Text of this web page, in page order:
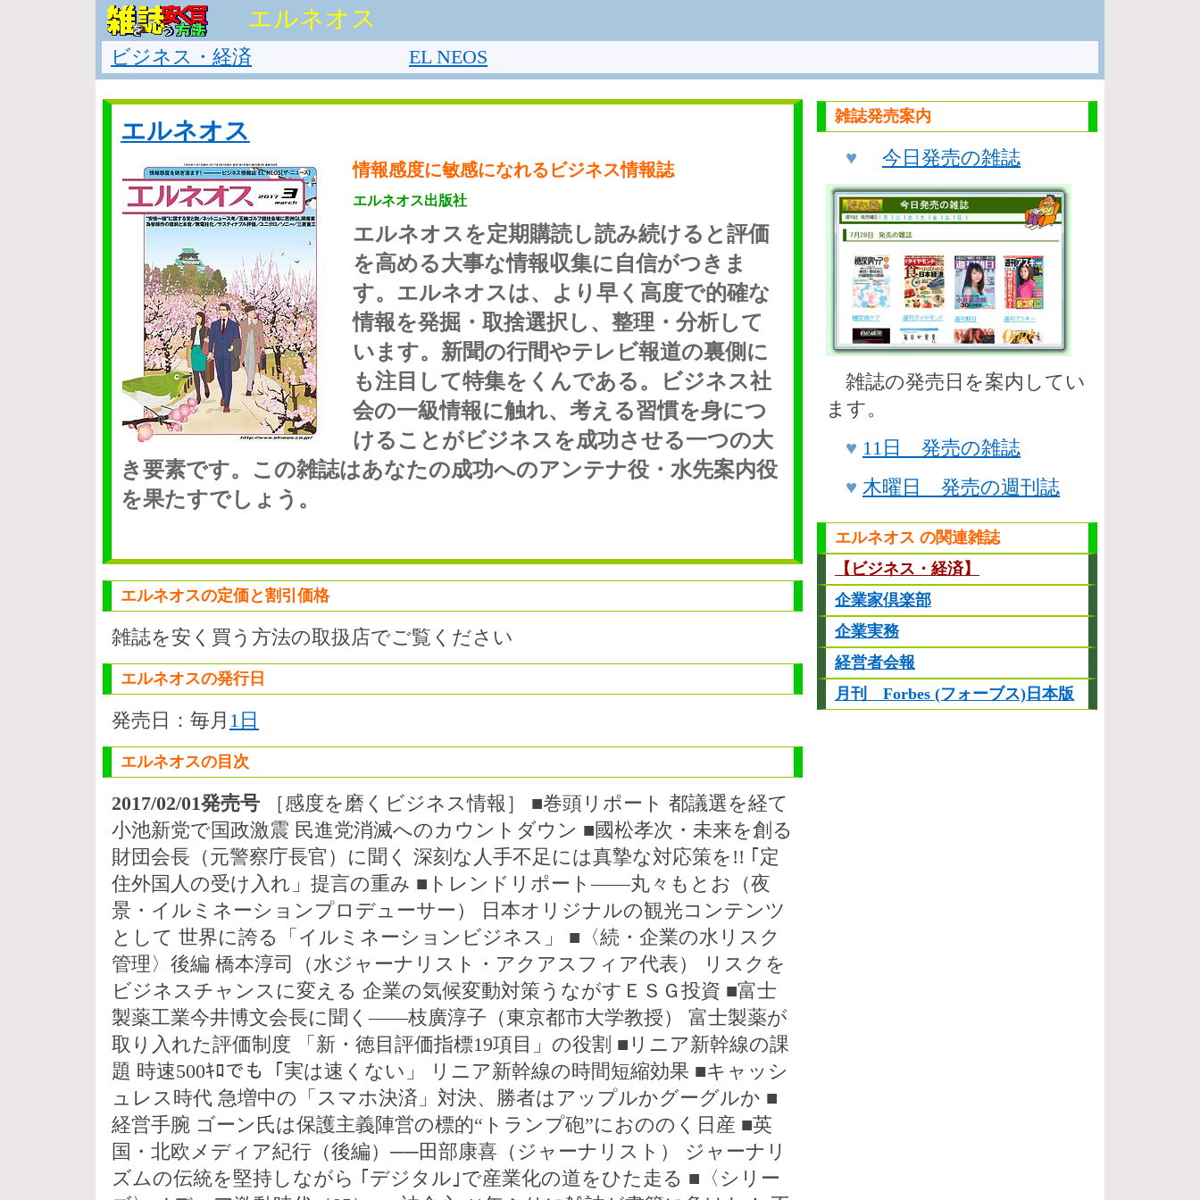
エルネオス
ビジネス・経済 EL NEOS
エルネオス
情報感度に敏感になれるビジネス情報誌
エルネオス出版社
エルネオスを定期購読し読み続けると評価
を高める大事な情報収集に自信がつきま
す。エルネオスは、より早く高度で的確な
情報を発掘・取捨選択し、整理・分析して
います。新聞の行間やテレビ報道の裏側に
も注目して特集をくんである。ビジネス社
会の一級情報に触れ、考える習慣を身につ
けることがビジネスを成功させる一つの大
き要素です。この雑誌はあなたの成功へのアンテナ役・水先案内役
を果たすでしょう。
エルネオスの定価と割引価格
雑誌を安く買う方法の取扱店でご覧ください
エルネオスの発行日
発売日：毎月 1日
エルネオスの目次
2017/02/01発売号 ［感度を磨くビジネス情報］ ■巻頭リポート 都議選を経て
小池新党で国政激震 民進党消滅へのカウントダウン ■國松孝次・未来を創る
財団会長（元警察庁長官）に聞く 深刻な人手不足には真摯な対応策を!! ｢定
住外国人の受け入れ」提言の重み ■トレンドリポート――丸々もとお（夜
景・イルミネーションプロデューサー） 日本オリジナルの観光コンテンツ
として 世界に誇る「イルミネーションビジネス」 ■〈続・企業の水リスク
管理〉後編 橋本淳司（水ジャーナリスト・アクアスフィア代表） リスクを
ビジネスチャンスに変える 企業の気候変動対策うながすＥＳＧ投資 ■富士
製薬工業今井博文会長に聞く――枝廣淳子（東京都市大学教授） 富士製薬が
取り入れた評価制度 「新・徳目評価指標19項目」の役割 ■リニア新幹線の課
題 時速500ｷﾛでも「実は速くない」 リニア新幹線の時間短縮効果 ■キャッシ
ュレス時代 急増中の「スマホ決済」対決、勝者はアップルかグーグルか ■
経営手腕 ゴーン氏は保護主義陣営の標的“トランプ砲”におののく日産 ■英
国・北欧メディア紀行（後編）──田部康喜（ジャーナリスト） ジャーナリ
ズムの伝統を堅持しながら ｢デジタル｣で産業化の道をひた走る ■〈シリー
雑誌発売案内
♥ 今日発売の雑誌
雑誌の発売日を案内してい
ます。
♥ 11日 発売の雑誌
♥ 木曜日 発売の週刊誌
エルネオス の関連雑誌
【ビジネス・経済】
企業家倶楽部
企業実務
経営者会報
月刊 Forbes (フォーブス)日本版